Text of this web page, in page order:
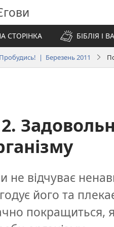
СТОРІНКА
БІБЛІЯ І
Пробудись! | Березень 2011
не відчуває
його та
покращиться,